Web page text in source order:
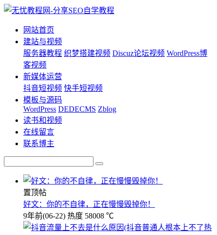
网站首页
建站与视频
服务器教程 织梦搭建视频 Discuz论坛视频 WordPress博
客视频
新媒体运营
抖音短视频 快手短视频
模板与源码
WordPress DEDECMS Zblog
读书和视频
在线留言
联系博主
置顶帖
好文：你的不自律，正在慢慢毁掉你！
9年前(06-22) 热度 58008 ℃